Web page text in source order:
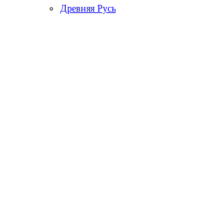
Древняя Русь